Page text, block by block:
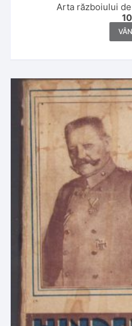
Arta războiului
10